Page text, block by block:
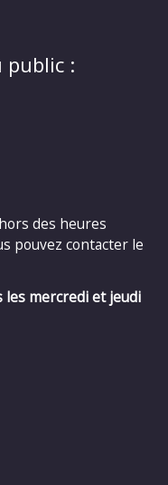
public :
des heures
pouvez contacter le
les mercredi et jeudi